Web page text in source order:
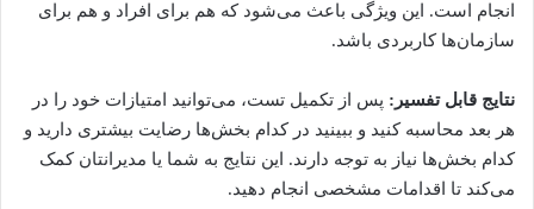
انجام است. این ویژگی باعث می‌شود که هم برای افراد و هم برای
سازمان‌ها کاربردی باشد.
نتایج قابل تفسیر: پس از تکمیل تست، می‌توانید امتیازات خود را در
هر بعد محاسبه کنید و ببینید در کدام بخش‌ها رضایت بیشتری دارید و
کدام بخش‌ها نیاز به توجه دارند. این نتایج به شما یا مدیرانتان کمک
می‌کند تا اقدامات مشخصی انجام دهید.